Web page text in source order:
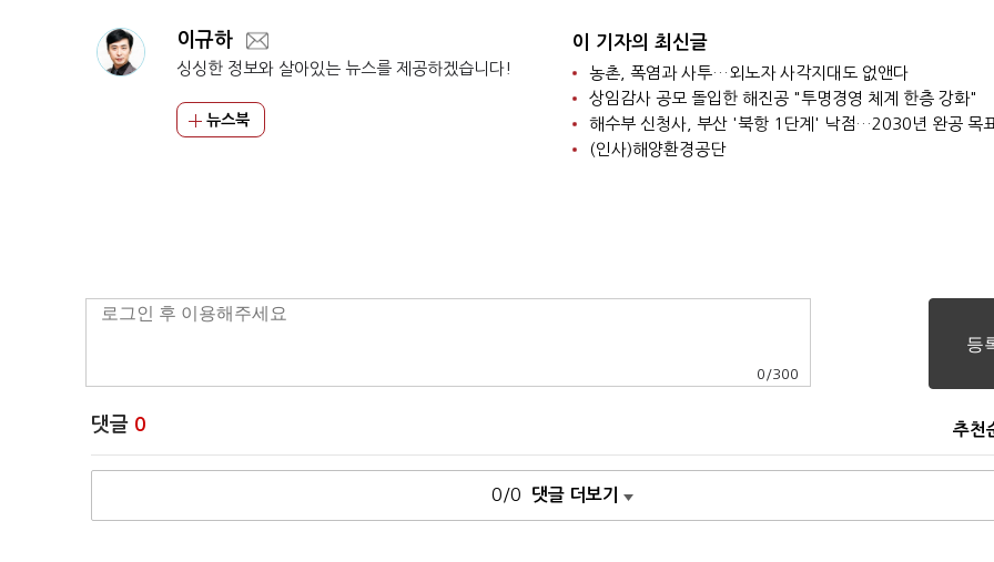
이규하
싱싱한 정보와 살아있는 뉴스를 제공하겠습니다!
뉴스북
이 기자의 최신글
농촌, 폭염과 사투…외노자 사각지대도 없앤다
상임감사 공모 돌입한 해진공 "투명경영 체계 한층 강화"
해수부 신청사, 부산 '북항 1단계' 낙점…2030년 완공 목
(인사)해양환경공단
0 /300
댓글 0 추천
0/0 댓글 더보기